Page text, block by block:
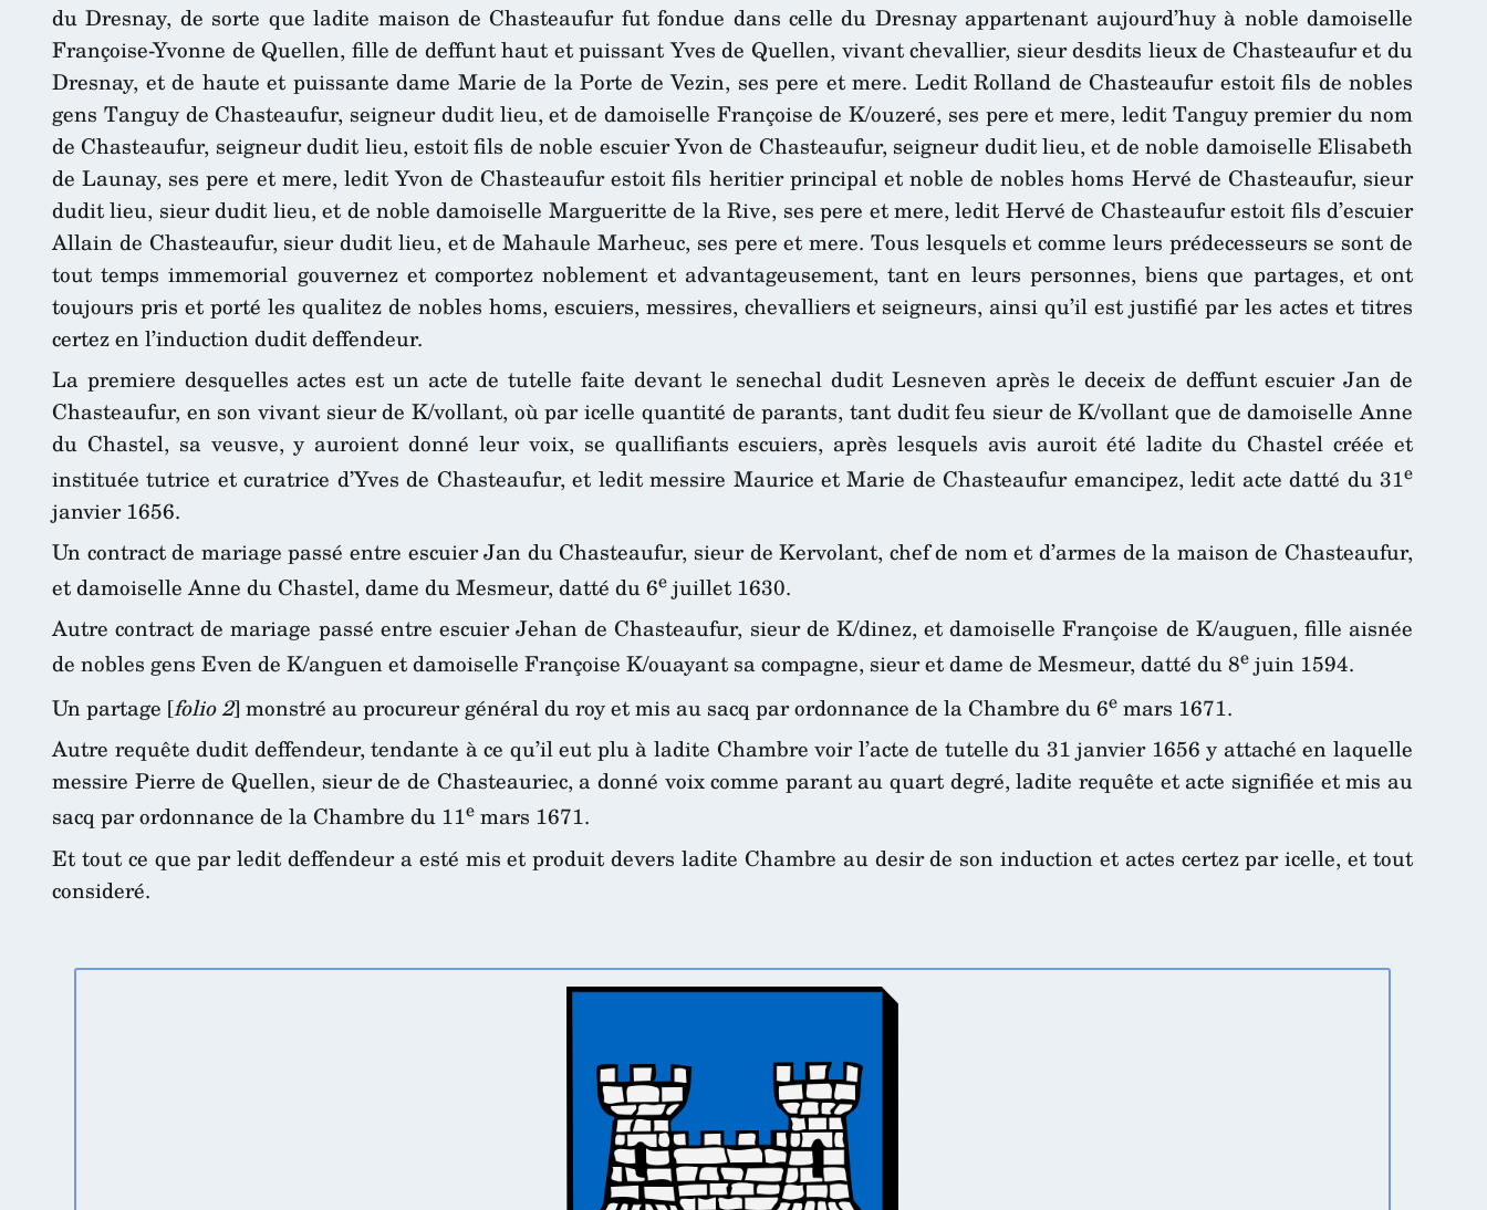
du Dresnay, de sorte que ladite maison de Chasteaufur fut fondue dans celle du Dresnay appartenant aujourd’huy à noble damoiselle
Françoise-Yvonne de Quellen, fille de deffunt haut et puissant Yves de Quellen, vivant chevallier, sieur desdits lieux de Chasteaufur et du
Dresnay, et de haute et puissante dame Marie de la Porte de Vezin, ses pere et mere. Ledit Rolland de Chasteaufur estoit fils de nobles
gens Tanguy de Chasteaufur, seigneur dudit lieu, et de damoiselle Françoise de K/ouzeré, ses pere et mere, ledit Tanguy premier du nom
de Chasteaufur, seigneur dudit lieu, estoit fils de noble escuier Yvon de Chasteaufur, seigneur dudit lieu, et de noble damoiselle Elisabeth
de Launay, ses pere et mere, ledit Yvon de Chasteaufur estoit fils heritier principal et noble de nobles homs Hervé de Chasteaufur, sieur
dudit lieu, sieur dudit lieu, et de noble damoiselle Margueritte de la Rive, ses pere et mere, ledit Hervé de Chasteaufur estoit fils d’escuier
Allain de Chasteaufur, sieur dudit lieu, et de Mahaule Marheuc, ses pere et mere. Tous lesquels et comme leurs prédecesseurs se sont de
tout temps immemorial gouvernez et comportez noblement et advantageusement, tant en leurs personnes, biens que partages, et ont
toujours pris et porté les qualitez de nobles homs, escuiers, messires, chevalliers et seigneurs, ainsi qu’il est justifié par les actes et titres
certez en l’induction dudit deffendeur.
La premiere desquelles actes est un acte de tutelle faite devant le senechal dudit Lesneven après le deceix de deffunt escuier Jan de
Chasteaufur, en son vivant sieur de K/vollant, où par icelle quantité de parants, tant dudit feu sieur de K/vollant que de damoiselle Anne
du Chastel, sa veusve, y auroient donné leur voix, se quallifiants escuiers, après lesquels avis auroit été ladite du Chastel créée et
instituée tutrice et curatrice d’Yves de Chasteaufur, et ledit messire Maurice et Marie de Chasteaufur emancipez, ledit acte datté du 31e
janvier 1656.
Un contract de mariage passé entre escuier Jan du Chasteaufur, sieur de Kervolant, chef de nom et d’armes de la maison de Chasteaufur,
et damoiselle Anne du Chastel, dame du Mesmeur, datté du 6e juillet 1630.
Autre contract de mariage passé entre escuier Jehan de Chasteaufur, sieur de K/dinez, et damoiselle Françoise de K/auguen, fille aisnée
de nobles gens Even de K/anguen et damoiselle Françoise K/ouayant sa compagne, sieur et dame de Mesmeur, datté du 8e juin 1594.
Un partage [folio 2] monstré au procureur général du roy et mis au sacq par ordonnance de la Chambre du 6e mars 1671.
Autre requête dudit deffendeur, tendante à ce qu’il eut plu à ladite Chambre voir l’acte de tutelle du 31 janvier 1656 y attaché en laquelle
messire Pierre de Quellen, sieur de de Chasteauriec, a donné voix comme parant au quart degré, ladite requête et acte signifiée et mis au
sacq par ordonnance de la Chambre du 11e mars 1671.
Et tout ce que par ledit deffendeur a esté mis et produit devers ladite Chambre au desir de son induction et actes certez par icelle, et tout
consideré.